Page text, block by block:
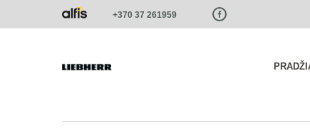
Paste this code as high in the of the page as possible:
+370 37 261959